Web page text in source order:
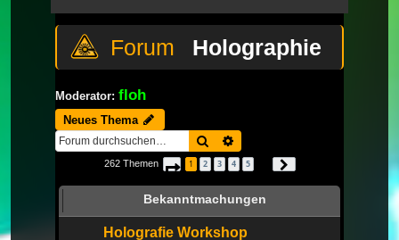
Holographie
Moderator: floh
Neues Thema
Suche
262 Themen Seite 1von
1 2 3 4 5
Bekanntmachungen
Holografie Workshop